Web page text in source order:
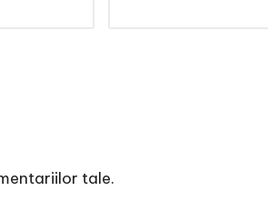
tale.